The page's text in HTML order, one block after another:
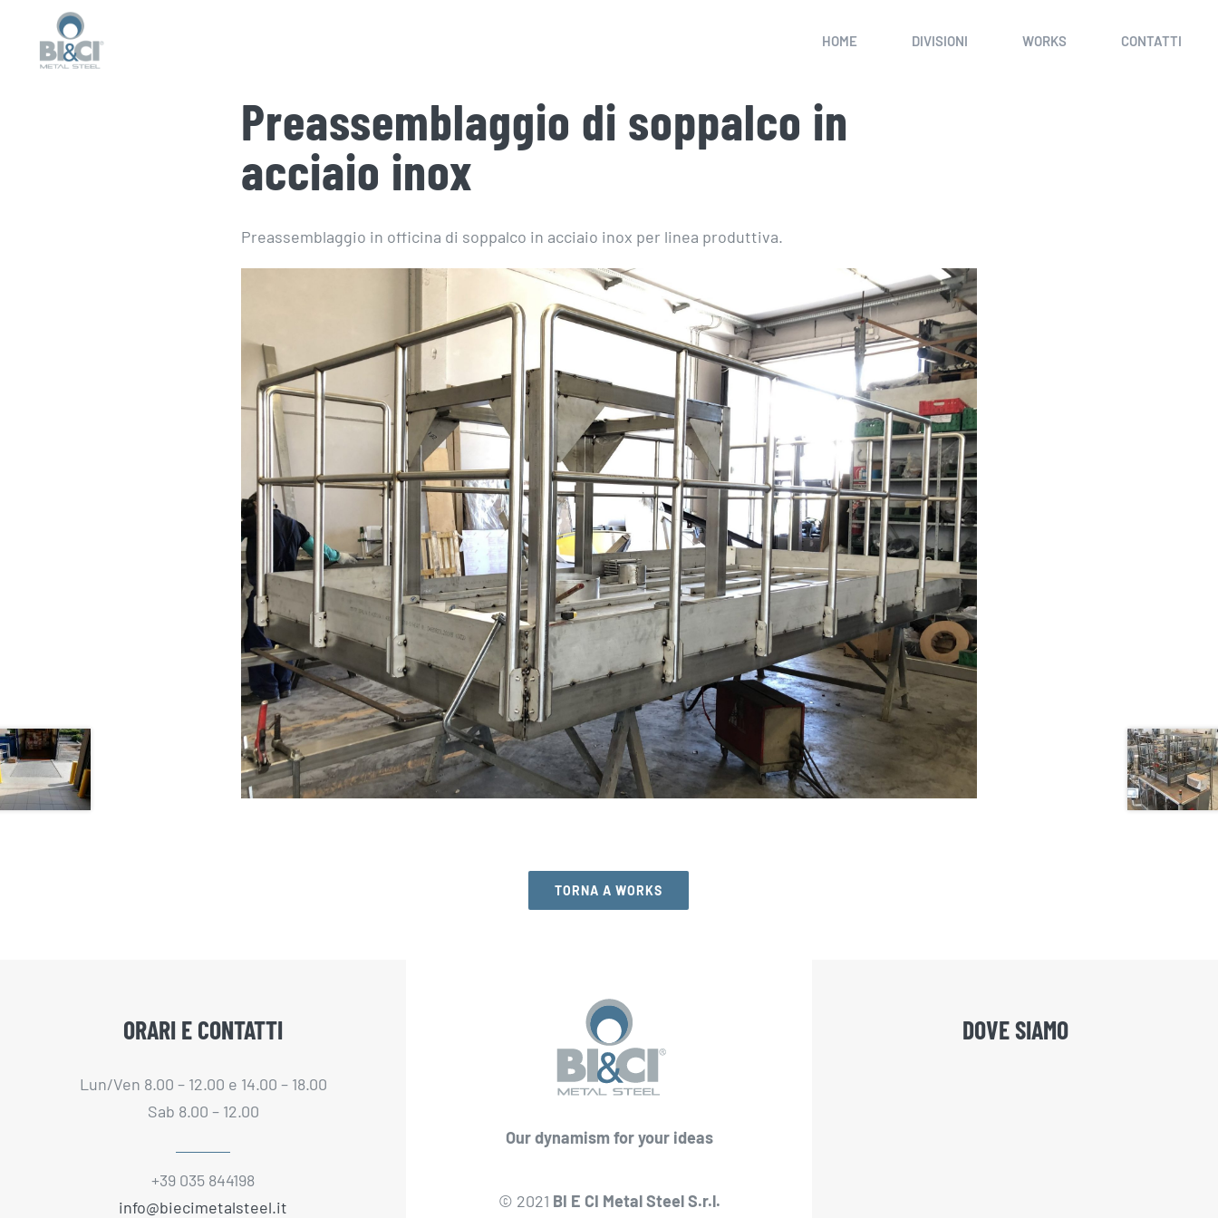
contenuto
HOME DIVISIONI WORKS CONTATTI
Preassemblaggio di soppalco in
acciaio inox
Preassemblaggio in officina di soppalco in acciaio inox per linea produttiva.
TORNA A WORKS
ORARI E CONTATTI
Lun/Ven 8.00 – 12.00 e 14.00 – 18.00
Sab 8.00 – 12.00
+39 035 844198
info@biecimetalsteel.it
Our dynamism for your ideas
© 2021 BI E CI Metal Steel S.r.l.
DOVE SIAMO